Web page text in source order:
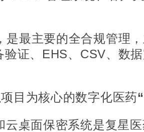
是最主要的全合规管理
验证、EHS、CSV、数
项目为核心的数字化医药
云桌面保密系统是复星